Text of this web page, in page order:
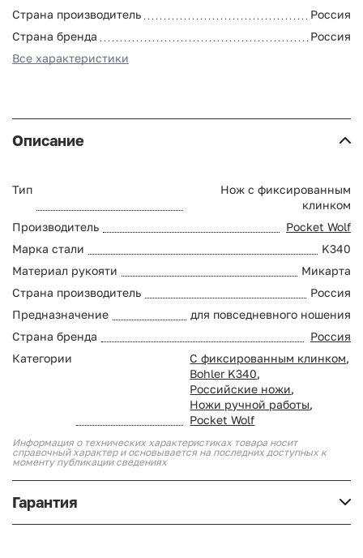
Страна производитель
Россия
Страна бренда
Россия
Все характеристики
Описание
Тип
Нож с фиксированным
клинком
Производитель
Pocket Wolf
Марка стали
K340
Материал рукояти
Микарта
Страна производитель
Россия
Предназначение
для повседневного ношения
Страна бренда
Россия
Категории
С фиксированным клинком,
Bohler K340,
Российские ножи,
Ножи ручной работы,
Pocket Wolf
Информация о технических характеристиках товара носит
справочный характер и основывается на последних доступных к
моменту публикации сведениях
Гарантия